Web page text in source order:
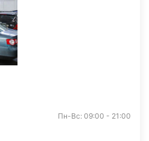
Пн-Вс: 09:00 - 21:00